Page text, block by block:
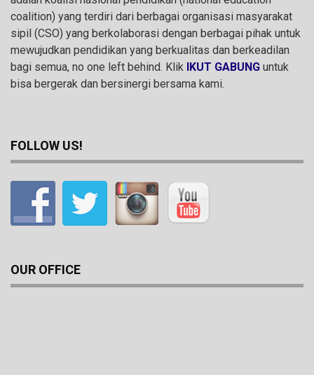
coalition) yang terdiri dari berbagai organisasi masyarakat
sipil (CSO) yang berkolaborasi dengan berbagai pihak untuk
mewujudkan pendidikan yang berkualitas dan berkeadilan
bagi semua, no one left behind. Klik IKUT GABUNG untuk
bisa bergerak dan bersinergi bersama kami.
FOLLOW US!
OUR OFFICE